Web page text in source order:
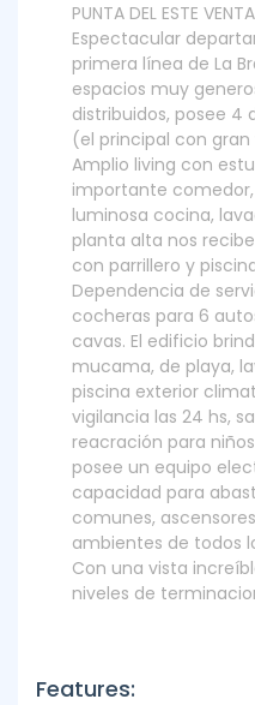
PUNTA DEL ESTE
Espectacular
primera línea de La
espacios muy
distribuidos, posee 4
(el principal con gran
Amplio living con
importante
luminosa cocina,
planta alta nos
con parrillero y
Dependencia de
cocheras para 6
cavas. El edificio
mucama, de playa,
piscina exterior
vigilancia las 24 hs,
reacración para
posee un equipo
capacidad para
comunes,
ambientes de todos
Con una vista
niveles de
Features: